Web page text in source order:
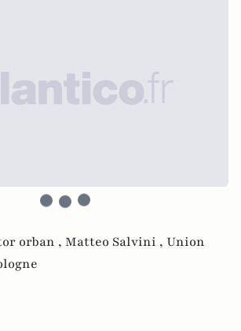
orban , Matteo Salvini , Union